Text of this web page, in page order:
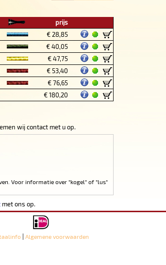
prijs
€ 28,85
€ 40,05
€ 47,75
€ 53,40
€ 76,65
€ 180,20
wij contact met u op.
Voor informatie over "kogel" of "lus"
met ons op.
Algemene voorwaarden